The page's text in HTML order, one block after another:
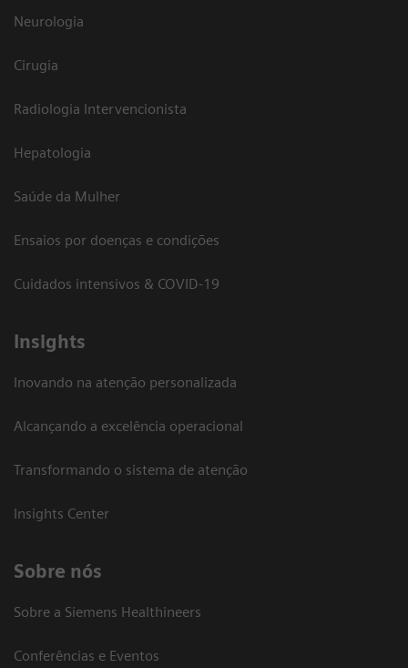
Neurologia
Cirugia
Radiologia Intervencionista
Hepatologia
Saúde da Mulher
Ensaios por doenças e condições
Cuidados intensivos & COVID-19
Insights
Inovando na atenção personalizada
Alcançando a excelência operacional
Transformando o sistema de atenção
Insights Center
Sobre nós
Sobre a Siemens Healthineers
Conferências e Eventos